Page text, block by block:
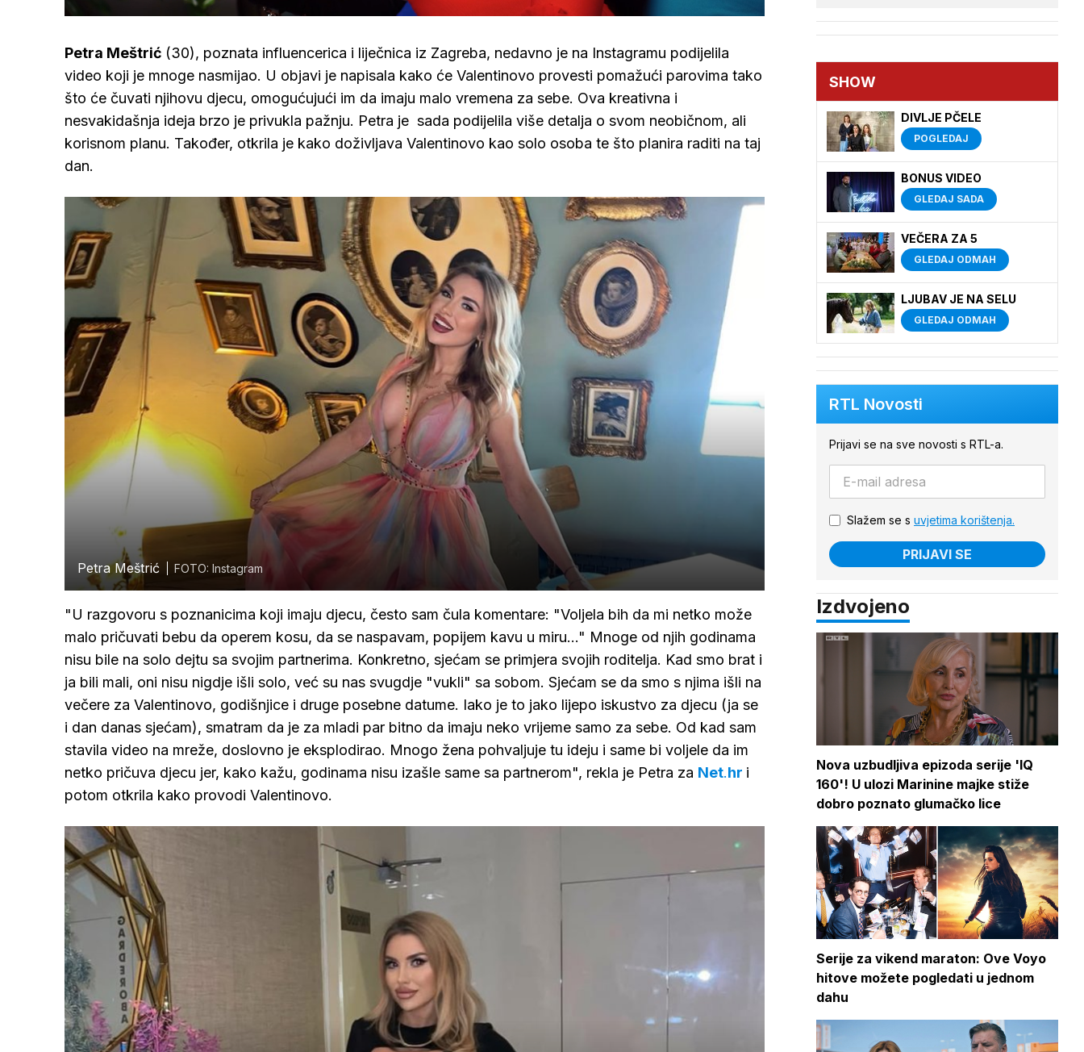
zvuk
Petra Meštrić (30), poznata influencerica i liječnica iz Zagreba, nedavno je na Instagramu podijelila
video koji je mnoge nasmijao. U objavi je napisala kako će Valentinovo provesti pomažući parovima tako
što će čuvati njihovu djecu, omogućujući im da imaju malo vremena za sebe. Ova kreativna i
nesvakidašnja ideja brzo je privukla pažnju. Petra je sada podijelila više detalja o svom neobičnom, ali
korisnom planu. Također, otkrila je kako doživljava Valentinovo kao solo osoba te što planira raditi na taj
dan.
Petra Meštrić FOTO: Instagram
"U razgovoru s poznanicima koji imaju djecu, često sam čula komentare: "Voljela bih da mi netko može
malo pričuvati bebu da operem kosu, da se naspavam, popijem kavu u miru..." Mnoge od njih godinama
nisu bile na solo dejtu sa svojim partnerima. Konkretno, sjećam se primjera svojih roditelja. Kad smo brat i
ja bili mali, oni nisu nigdje išli solo, već su nas svugdje "vukli" sa sobom. Sjećam se da smo s njima išli na
večere za Valentinovo, godišnjice i druge posebne datume. Iako je to jako lijepo iskustvo za djecu (ja se
i dan danas sjećam), smatram da je za mladi par bitno da imaju neko vrijeme samo za sebe. Od kad sam
stavila video na mreže, doslovno je eksplodirao. Mnogo žena pohvaljuje tu ideju i same bi voljele da im
netko pričuva djecu jer, kako kažu, godinama nisu izašle same sa partnerom", rekla je Petra za Net.hr i
potom otkrila kako provodi Valentinovo.
SHOW
DIVLJE PČELE
POGLEDAJ
BONUS VIDEO
GLEDAJ SADA
VEČERA ZA 5
GLEDAJ ODMAH
LJUBAV JE NA SELU
GLEDAJ ODMAH
RTL Novosti
Prijavi se na sve novosti s RTL-a.
Slažem se s uvjetima korištenja.
PRIJAVI SE
Izdvojeno
Nova uzbudljiva epizoda serije 'IQ
160'! U ulozi Marinine majke stiže
dobro poznato glumačko lice
Serije za vikend maraton: Ove Voyo
hitove možete pogledati u jednom
dahu